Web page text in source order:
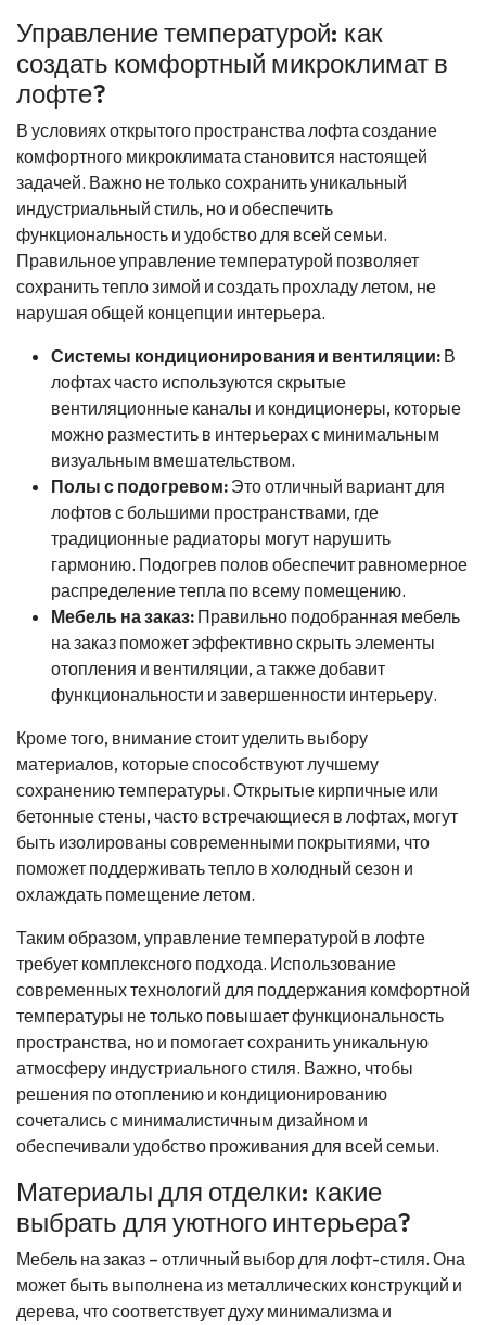
Управление температурой: как
создать комфортный микроклимат в
лофте?
В условиях открытого пространства лофта создание
комфортного микроклимата становится настоящей
задачей. Важно не только сохранить уникальный
индустриальный стиль, но и обеспечить
функциональность и удобство для всей семьи.
Правильное управление температурой позволяет
сохранить тепло зимой и создать прохладу летом, не
нарушая общей концепции интерьера.
Системы кондиционирования и вентиляции: В
лофтах часто используются скрытые
вентиляционные каналы и кондиционеры, которые
можно разместить в интерьерах с минимальным
визуальным вмешательством.
Полы с подогревом: Это отличный вариант для
лофтов с большими пространствами, где
традиционные радиаторы могут нарушить
гармонию. Подогрев полов обеспечит равномерное
распределение тепла по всему помещению.
Мебель на заказ: Правильно подобранная мебель
на заказ поможет эффективно скрыть элементы
отопления и вентиляции, а также добавит
функциональности и завершенности интерьеру.
Кроме того, внимание стоит уделить выбору
материалов, которые способствуют лучшему
сохранению температуры. Открытые кирпичные или
бетонные стены, часто встречающиеся в лофтах, могут
быть изолированы современными покрытиями, что
поможет поддерживать тепло в холодный сезон и
охлаждать помещение летом.
Таким образом, управление температурой в лофте
требует комплексного подхода. Использование
современных технологий для поддержания комфортной
температуры не только повышает функциональность
пространства, но и помогает сохранить уникальную
атмосферу индустриального стиля. Важно, чтобы
решения по отоплению и кондиционированию
сочетались с минималистичным дизайном и
обеспечивали удобство проживания для всей семьи.
Материалы для отделки: какие
выбрать для уютного интерьера?
Мебель на заказ – отличный выбор для лофт-стиля. Она
может быть выполнена из металлических конструкций и
дерева, что соответствует духу минимализма и